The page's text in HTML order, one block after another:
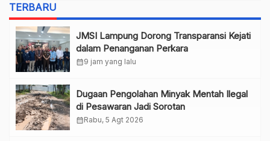
TERBARU
JMSI Lampung Dorong Transparansi Kejati
dalam Penanganan Perkara
calendar_month9 jam yang lalu
Dugaan Pengolahan Minyak Mentah Ilegal
di Pesawaran Jadi Sorotan
calendar_monthRabu, 5 Agt 2026